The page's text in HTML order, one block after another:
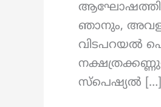
ഞാനും,
വിടപറയൽ
സ്പെഷ്യൽ […]